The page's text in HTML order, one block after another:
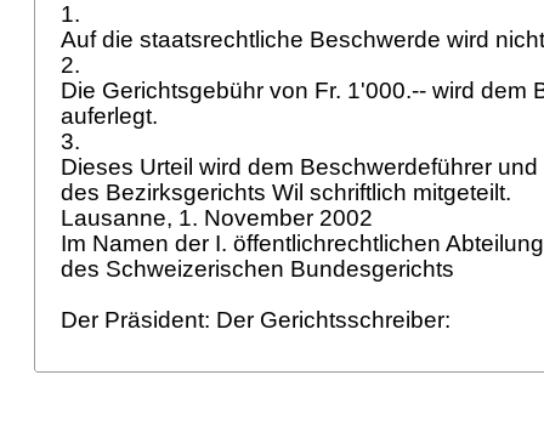
1.
Auf die staatsrechtliche Beschwerde wird
2.
Die Gerichtsgebühr von Fr. 1'000.-- wird dem
auferlegt.
3.
Dieses Urteil wird dem Beschwerdeführer
des Bezirksgerichts Wil schriftlich mitgeteilt.
Lausanne, 1. November 2002
Im Namen der I. öffentlichrechtlichen
des Schweizerischen Bundesgerichts
Der Präsident: Der Gerichtsschreiber: